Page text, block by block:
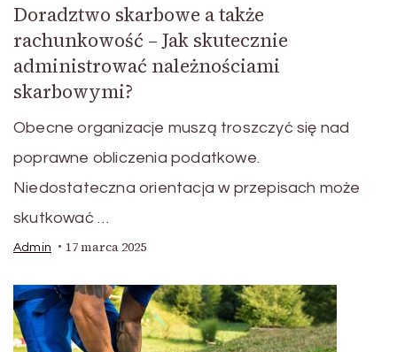
Doradztwo skarbowe a także
rachunkowość – Jak skutecznie
administrować należnościami
skarbowymi?
Obecne organizacje muszą troszczyć się nad
poprawne obliczenia podatkowe.
Niedostateczna orientacja w przepisach może
skutkować …
Admin 17 marca 2025